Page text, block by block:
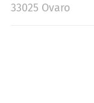
33025 Ovaro